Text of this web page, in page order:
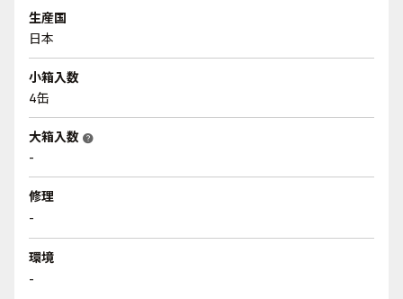
生産国
日本
小箱入数
4缶
大箱入数 help
-
修理
-
環境
-